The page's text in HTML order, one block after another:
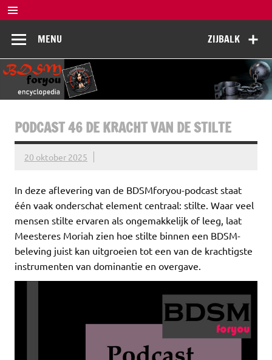
Doorgaan
naar
inhoud
BDSM
Encyclopedia
ZIJBALK
MENU
PODCAST 46 DE KRACHT VAN DE STILTE
20 oktober 2025
In deze aflevering van de BDSMforyou-podcast staat
één vaak onderschat element centraal: stilte. Waar veel
mensen stilte ervaren als ongemakkelijk of leeg, laat
Meesteres Moriah zien hoe stilte binnen een BDSM-
beleving juist kan uitgroeien tot een van de krachtigste
instrumenten van dominantie en overgave.